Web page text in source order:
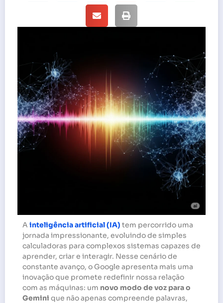
A inteligência artificial (IA) tem percorrido uma
jornada impressionante, evoluindo de simples
calculadoras para complexos sistemas capazes de
aprender, criar e interagir. Nesse cenário de
constante avanço, o Google apresenta mais uma
inovação que promete redefinir nossa relação
com as máquinas: um novo modo de voz para o
Gemini que não apenas compreende palavras,